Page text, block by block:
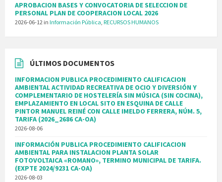
APROBACION BASES Y CONVOCATORIA DE SELECCION DE
PERSONAL PLAN DE COOPERACION LOCAL 2026
2026-06-12 in Información Pública, RECURSOS HUMANOS
ÚLTIMOS DOCUMENTOS
INFORMACION PUBLICA PROCEDIMIENTO CALIFICACION
AMBIENTAL ACTIVIDAD RECREATIVA DE OCIO Y DIVERSIÓN Y
COMPLEMENTARIO DE HOSTELERÍA SIN MÚSICA (SIN COCINA),
EMPLAZAMIENTO EN LOCAL SITO EN ESQUINA DE CALLE
PINTOR MANUEL REINÉ CON CALLE IMELDO FERRERA, NÚM. 5,
TARIFA (2026_2686 CA-OA)
2026-08-06
INFORMACIÓN PUBLICA PROCEDIMIENTO CALIFICACION
AMBIENTAL PARA INSTALACION PLANTA SOLAR
FOTOVOLTAICA «ROMANO», TERMINO MUNICIPAL DE TARIFA.
(EXPTE 2024/9231 CA-OA)
2026-08-03